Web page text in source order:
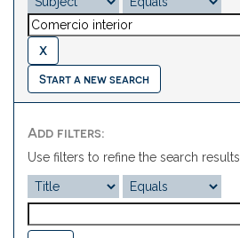
Start a new search
Add filters:
Use filters to refine the search results.